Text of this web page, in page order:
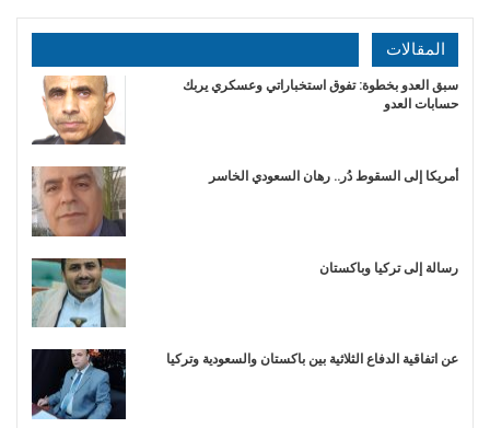
المقالات
سبق العدو بخطوة: تفوق استخباراتي وعسكري يربك
حسابات العدو
أمريكا إلى السقوط دُر.. رهان السعودي الخاسر
رسالة إلى تركيا وباكستان
عن اتفاقية الدفاع الثلاثية بين باكستان والسعودية وتركيا